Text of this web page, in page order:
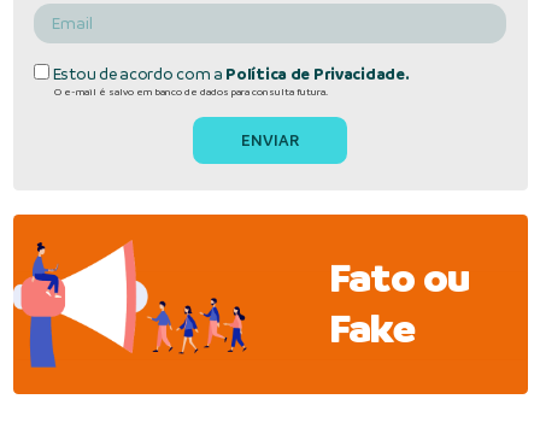
Estou de acordo com a Política de Privacidade.
O e-mail é salvo em banco de dados para consulta futura.
Fato ou
Fake